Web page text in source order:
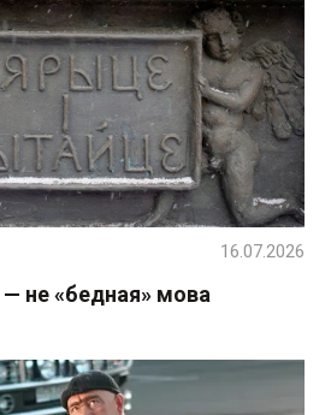
не «бедная» мова
16.07.2026